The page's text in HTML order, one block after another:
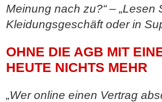
Meinung nach zu?“ – „Lesen
Kleidungsgeschäft oder in
OHNE DIE AGB MIT
HEUTE NICHTS MEHR
„Wer online einen Vertrag